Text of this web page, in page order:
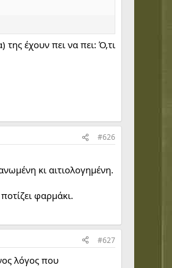
έχουν πει να πει: Ό,τι
#626
κι αιτιολογημένη.
φαρμάκι.
#627
λόγος που